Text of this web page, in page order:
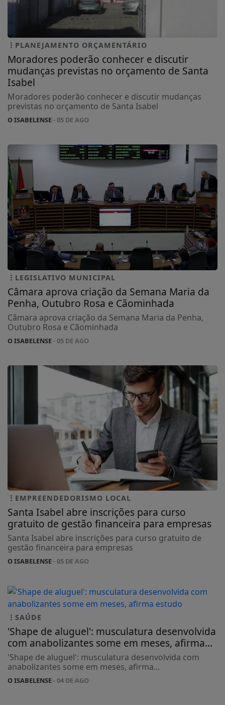
PLANEJAMENTO ORÇAMENTÁRIO
Moradores poderão conhecer e discutir
mudanças previstas no orçamento de Santa
Isabel
Moradores poderão conhecer e discutir mudanças
previstas no orçamento de Santa Isabel
O ISABELENSE- 05 DE AGO
LEGISLATIVO MUNICIPAL
Câmara aprova criação da Semana Maria da
Penha, Outubro Rosa e Cãominhada
Câmara aprova criação da Semana Maria da Penha,
Outubro Rosa e Cãominhada
O ISABELENSE- 05 DE AGO
EMPREENDEDORISMO LOCAL
Santa Isabel abre inscrições para curso
gratuito de gestão financeira para empresas
Santa Isabel abre inscrições para curso gratuito de
gestão financeira para empresas
O ISABELENSE- 05 DE AGO
SAÚDE
'Shape de aluguel': musculatura desenvolvida
com anabolizantes some em meses, afirma...
'Shape de aluguel': musculatura desenvolvida com
anabolizantes some em meses, afirma...
O ISABELENSE- 04 DE AGO